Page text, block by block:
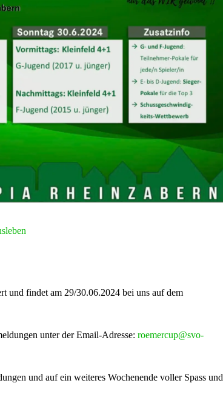
und findet am 29/30.06.2024 bei uns auf dem
unter der Email-Adresse:roemercup@svo-
und auf ein weiteres Wochenende voller Spass und